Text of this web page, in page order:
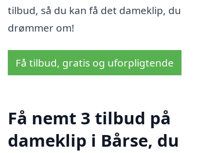
tilbud, så du kan få det dameklip, du
drømmer om!
Få tilbud, gratis og uforpligtende
Få nemt 3 tilbud på
dameklip i Bårse, du